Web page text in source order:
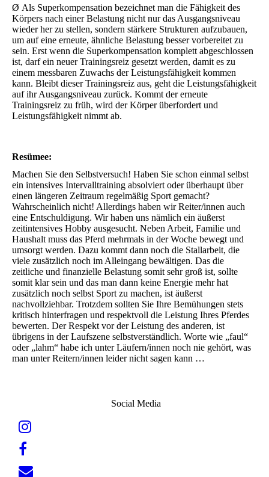
Ø Als Superkompensation bezeichnet man die Fähigkeit des
Körpers nach einer Belastung nicht nur das Ausgangsniveau
wieder her zu stellen, sondern stärkere Strukturen aufzubauen,
um auf eine erneute, ähnliche Belastung besser vorbereitet zu
sein. Erst wenn die Superkompensation komplett abgeschlossen
ist, darf ein neuer Trainingsreiz gesetzt werden, damit es zu
einem messbaren Zuwachs der Leistungsfähigkeit kommen
kann. Bleibt dieser Trainingsreiz aus, geht die Leistungsfähigkeit
auf ihr Ausgangsniveau zurück. Kommt der erneute
Trainingsreiz zu früh, wird der Körper überfordert und
Leistungsfähigkeit nimmt ab.
Resümee:
Machen Sie den Selbstversuch! Haben Sie schon einmal selbst
ein intensives Intervalltraining absolviert oder überhaupt über
einen längeren Zeitraum regelmäßig Sport gemacht?
Wahrscheinlich nicht! Allerdings haben wir Reiter/innen auch
eine Entschuldigung. Wir haben uns nämlich ein äußerst
zeitintensives Hobby ausgesucht. Neben Arbeit, Familie und
Haushalt muss das Pferd mehrmals in der Woche bewegt und
umsorgt werden. Dazu kommt dann noch die Stallarbeit, die
viele zusätzlich noch im Alleingang bewältigen. Das die
zeitliche und finanzielle Belastung somit sehr groß ist, sollte
somit klar sein und das man dann keine Energie mehr hat
zusätzlich noch selbst Sport zu machen, ist äußerst
nachvollziehbar. Trotzdem sollten Sie Ihre Bemühungen stets
kritisch hinterfragen und respektvoll die Leistung Ihres Pferdes
bewerten. Der Respekt vor der Leistung des anderen, ist
übrigens in der Laufszene selbstverständlich. Worte wie „faul“
oder „lahm“ habe ich unter Läufern/innen noch nie gehört, was
man unter Reitern/innen leider nicht sagen kann …
Social Media